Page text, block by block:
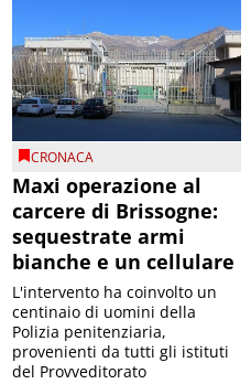
CRONACA
Maxi operazione al
carcere di Brissogne:
sequestrate armi
bianche e un cellulare
L'intervento ha coinvolto un
centinaio di uomini della
Polizia penitenziaria,
provenienti da tutti gli istituti
del Provveditorato